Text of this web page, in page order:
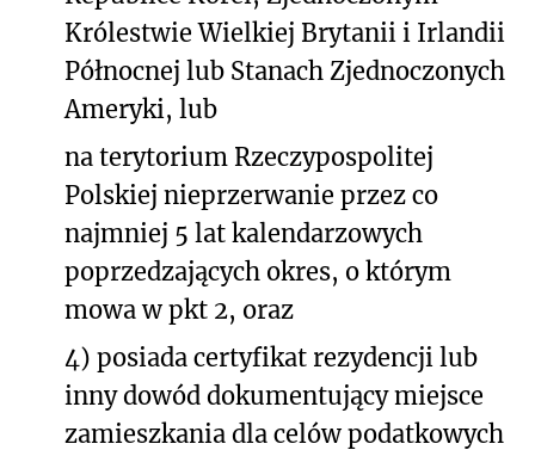
Królestwie Wielkiej Brytanii i Irlandii
Północnej lub Stanach Zjednoczonych
Ameryki, lub
na terytorium Rzeczypospolitej
Polskiej nieprzerwanie przez co
najmniej 5 lat kalendarzowych
poprzedzających okres, o którym
mowa w pkt 2, oraz
4) posiada certyfikat rezydencji lub
inny dowód dokumentujący miejsce
zamieszkania dla celów podatkowych